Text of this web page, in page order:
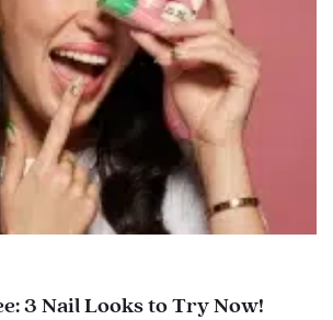
3 Nail Looks to Try Now!